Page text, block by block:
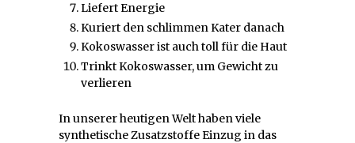
Liefert Energie
Kuriert den schlimmen Kater danach
Kokoswasser ist auch toll für die Haut
Trinkt Kokoswasser, um Gewicht zu
verlieren
In unserer heutigen Welt haben viele
synthetische Zusatzstoffe Einzug in das